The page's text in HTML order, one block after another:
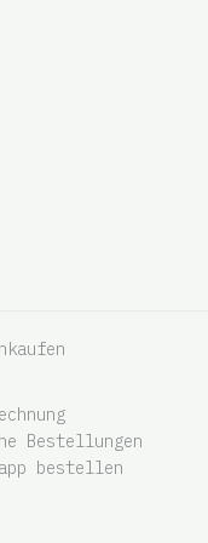
Bestellungen
bestellen